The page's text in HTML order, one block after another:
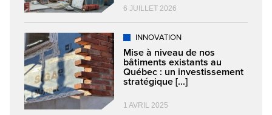
6 JUILLET 2026
INNOVATION
Mise à niveau de nos
bâtiments existants au
Québec : un investissement
stratégique [...]
1 AVRIL 2025